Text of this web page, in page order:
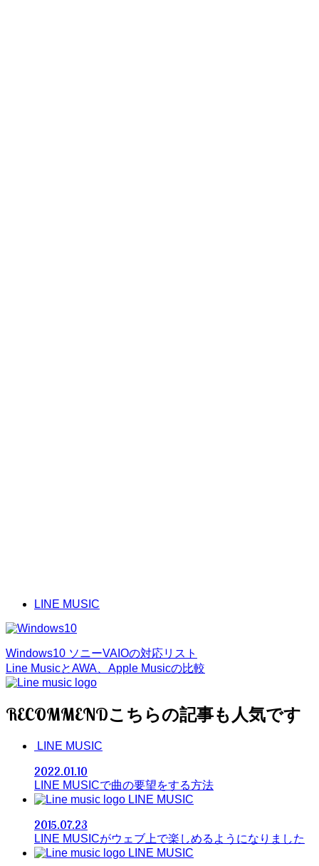
LINE MUSIC
Windows10 ソニーVAIOの対応リスト
Line MusicとAWA、Apple Musicの比較
RECOMMEND
LINE MUSIC
2022.01.10
LINE MUSICで曲の要望をする方法
LINE MUSIC
2015.07.23
LINE MUSICがウェブ上で楽しめるようになりました
LINE MUSIC